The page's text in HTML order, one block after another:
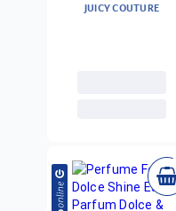
Oh So Orange Edt 75ml
JUICY COUTURE